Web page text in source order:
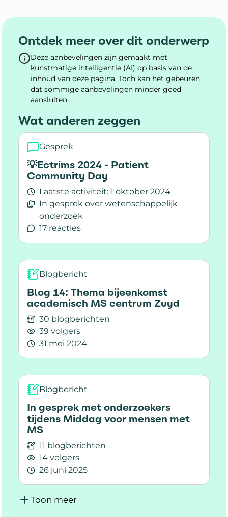
Ontdek meer over dit onderwerp
Deze aanbevelingen zijn gemaakt met
kunstmatige intelligentie (AI) op basis van de
inhoud van deze pagina. Toch kan het gebeuren
dat sommige aanbevelingen minder goed
aansluiten.
Wat anderen zeggen
Gesprek
💡Ectrims 2024 - Patient
Community Day
Laatste activiteit: 1 oktober 2024
In gesprek over wetenschappelijk
onderzoek
17 reacties
Lees meer over 💡Ectrims 2024 - Patient
Blogbericht
Blog 14: Thema bijeenkomst
academisch MS centrum Zuyd
30 blogberichten
39 volgers
31 mei 2024
Lees meer over Blog 14: Thema bijeenkomst
Blogbericht
In gesprek met onderzoekers
tijdens Middag voor mensen met
MS
11 blogberichten
14 volgers
26 juni 2025
Lees meer over In gesprek met onderzoekers
Toon meer